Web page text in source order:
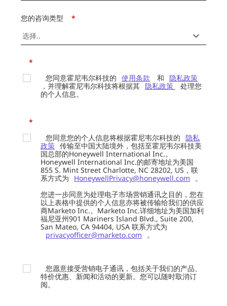
*
您的咨询类型
*
您同意霍尼韦尔科技的 使用条款 和 隐私政策
，并理解霍尼韦尔科技将根据其 隐私政策
处理您
的个人信息。
*
您同意您的个人信息将根据霍尼韦尔科技的 隐私
政策 传输至中国大陆境外，包括至霍尼韦尔科技美
国总部的Honeywell International Inc.。
Honeywell International Inc.的邮寄地址为美国
855 S. Mint Street Charlotte, NC 28202, US，联
系方式为
HoneywellPrivacy@honeywell.com
。
您进一步同意为处理电子市场营销通讯之目的，您在
以上表格中提供的个人信息亦将被传输给我们的供应
商Marketo Inc.。Marketo Inc.详细地址为美国加利
福尼亚州901 Mariners Island Blvd., Suite 200,
San Mateo, CA 94404, USA 联系方式为
privacyofficer@marketo.com
。
您愿意接受营销电子通讯，包括关于我们的产品、
特价优惠、新闻和活动的更新。您可以随时取消订
阅。